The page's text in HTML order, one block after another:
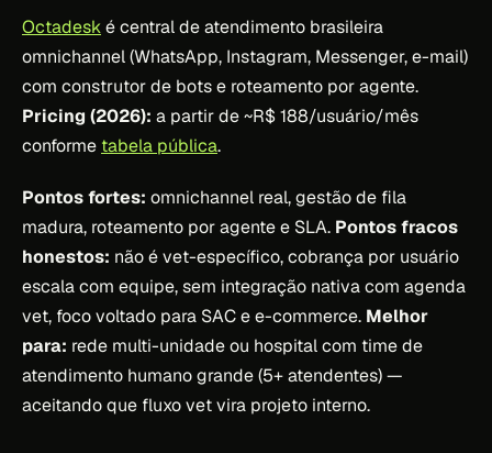
Octadeské central de atendimento brasileira
omnichannel (WhatsApp, Instagram, Messenger, e-mail)
com construtor de bots e roteamento por agente.
Pricing (2026): a partir de ~R$ 188/usuário/mês
conforme tabela pública.
Pontos fortes: omnichannel real, gestão de fila
madura, roteamento por agente e SLA. Pontos fracos
honestos: não é vet-específico, cobrança por usuário
escala com equipe, sem integração nativa com agenda
vet, foco voltado para SAC e e-commerce. Melhor
para: rede multi-unidade ou hospital com time de
atendimento humano grande (5+ atendentes) —
aceitando que fluxo vet vira projeto interno.